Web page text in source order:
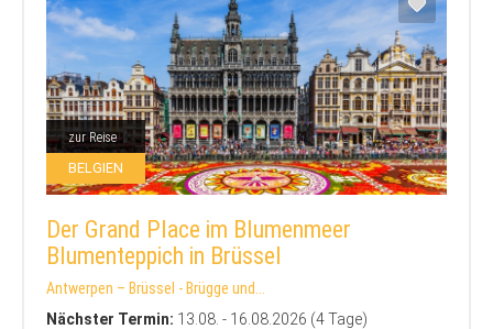
zur Reise
BELGIEN
Der Grand Place im Blumenmeer
Blumenteppich in Brüssel
Antwerpen – Brüssel - Brügge und...
Nächster Termin: 13.08. - 16.08.2026 (4 Tage)